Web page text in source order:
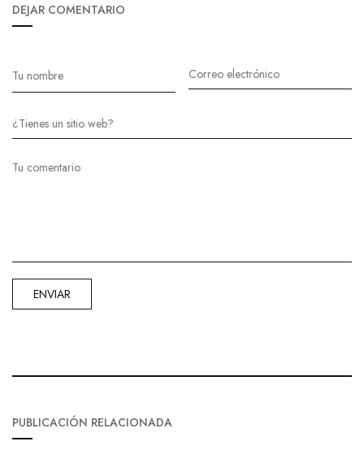
DEJAR COMENTARIO
PUBLICACIÓN RELACIONADA